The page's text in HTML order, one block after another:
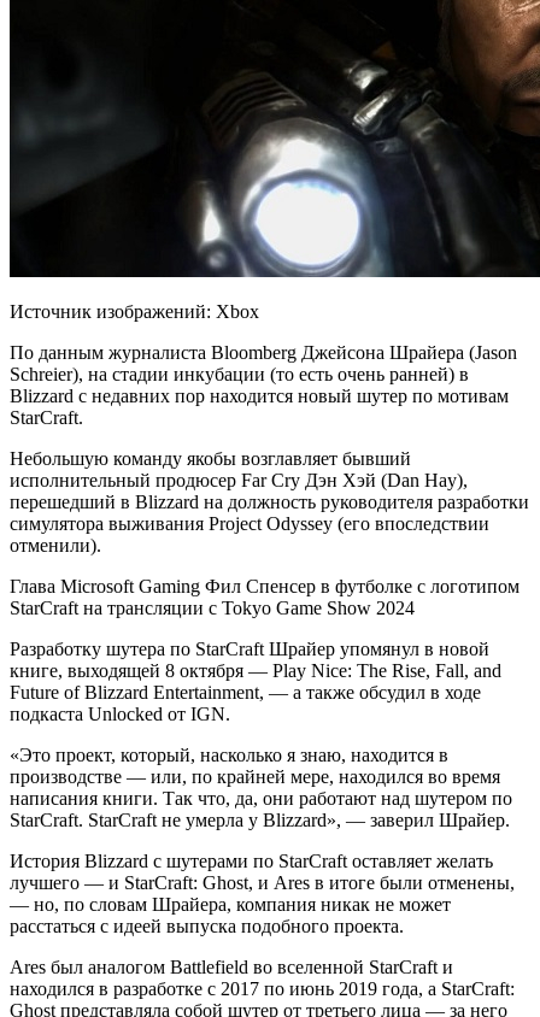
Источник изображений: Xbox
По данным журналиста Bloomberg Джейсона Шрайера (Jason
Schreier), на стадии инкубации (то есть очень ранней) в
Blizzard с недавних пор находится новый шутер по мотивам
StarCraft.
Небольшую команду якобы возглавляет бывший
исполнительный продюсер Far Cry Дэн Хэй (Dan Hay),
перешедший в Blizzard на должность руководителя разработки
симулятора выживания Project Odyssey (его впоследствии
отменили).
Глава Microsoft Gaming Фил Спенсер в футболке с логотипом
StarCraft на трансляции с Tokyo Game Show 2024
Разработку шутера по StarCraft Шрайер упомянул в новой
книге, выходящей 8 октября — Play Nice: The Rise, Fall, and
Future of Blizzard Entertainment, — а также обсудил в ходе
подкаста Unlocked от IGN.
«Это проект, который, насколько я знаю, находится в
производстве — или, по крайней мере, находился во время
написания книги. Так что, да, они работают над шутером по
StarCraft. StarCraft не умерла у Blizzard», — заверил Шрайер.
История Blizzard с шутерами по StarCraft оставляет желать
лучшего — и StarCraft: Ghost, и Ares в итоге были отменены,
— но, по словам Шрайера, компания никак не может
расстаться с идеей выпуска подобного проекта.
Ares был аналогом Battlefield во вселенной StarCraft и
находился в разработке с 2017 по июнь 2019 года, а StarCraft:
Ghost представляла собой шутер от третьего лица — за него